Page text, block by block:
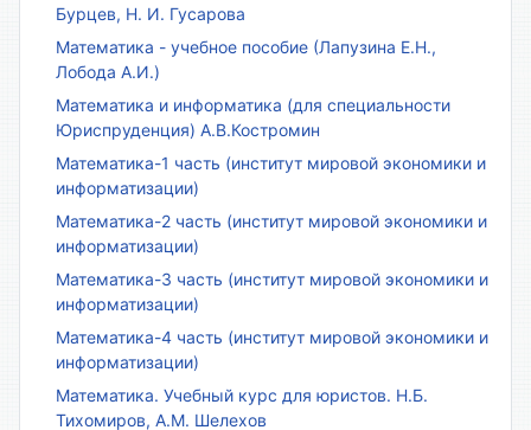
Бурцев, Н. И. Гусарова
Математика - учебное пособие (Лапузина Е.Н.,
Лобода А.И.)
Математика и информатика (для специальности
Юриспруденция) А.В.Костромин
Математика-1 часть (институт мировой экономики и
информатизации)
Математика-2 часть (институт мировой экономики и
информатизации)
Математика-3 часть (институт мировой экономики и
информатизации)
Математика-4 часть (институт мировой экономики и
информатизации)
Математика. Учебный курс для юристов. Н.Б.
Тихомиров, А.М. Шелехов